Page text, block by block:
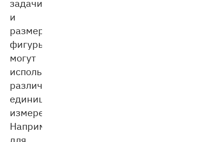
и
размера
фигуры,
могут
использоваться
различные
единицы
измерения.
Например,
для